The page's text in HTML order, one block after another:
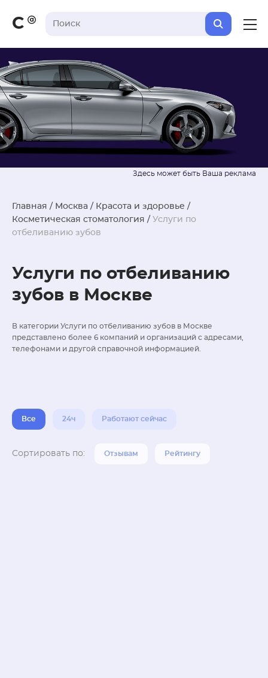
С
Главная / Москва / Красота и здоровье /
Косметическая стоматология / Услуги по
отбеливанию зубов
Услуги по отбеливанию
зубов в Москве
В категории Услуги по отбеливанию зубов в Москве
представлено более 6 компаний и организаций с адресами,
телефонами и другой справочной информацией.
Все 24ч Работают сейчас
Сортировать по: Отзывам Рейтингу